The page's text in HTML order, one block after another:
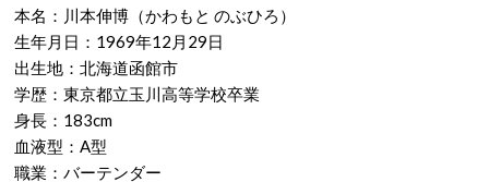
本名：川本伸博（かわもと のぶひろ）
生年月日：1969年12月29日
出生地：北海道函館市
学歴：東京都立玉川高等学校卒業
身長：183cm
血液型：A型
職業：バーテンダー